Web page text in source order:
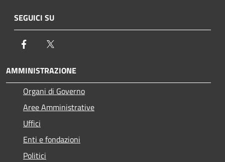
SEGUICI SU
Facebook
AMMINISTRAZIONE
Organi di Governo
Aree Amministrative
Uffici
Enti e fondazioni
Politici